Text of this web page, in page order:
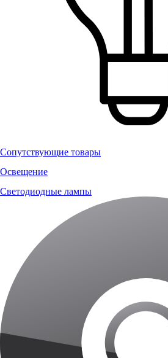
Сопутствующие товары
Освещение
Светодиодные лампы